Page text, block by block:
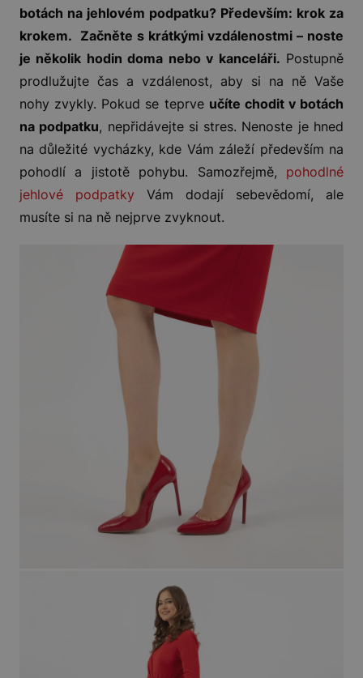
botách na jehlovém podpatku? Především: krok za
krokem. Začněte s krátkými vzdálenostmi – noste
je několik hodin doma nebo v kanceláři. Postupně
prodlužujte čas a vzdálenost, aby si na ně Vaše
nohy zvykly. Pokud se teprve učíte chodit v botách
na podpatku, nepřidávejte si stres. Nenoste je hned
na důležité vycházky, kde Vám záleží především na
pohodlí a jistotě pohybu. Samozřejmě, pohodlné
jehlové podpatky Vám dodají sebevědomí, ale
musíte si na ně nejprve zvyknout.